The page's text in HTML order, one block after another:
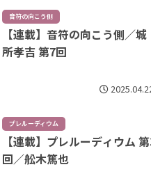
音符の向こう側
【連載】音符の向こう側／城
所孝吉 第7回
プレルーディウム
【連載】プレルーディウム
回／舩木篤也